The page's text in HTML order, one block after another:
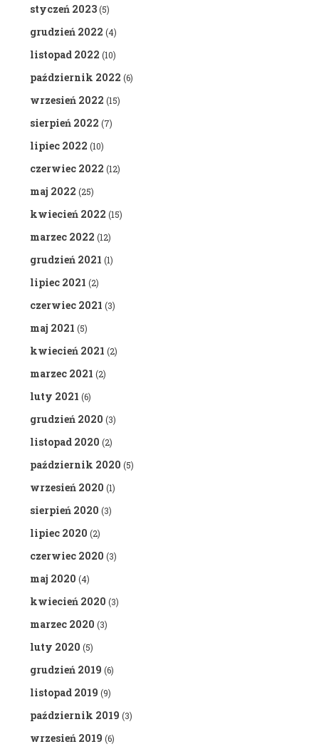
styczeń 2023(5)
grudzień 2022 (4)
listopad 2022 (10)
październik 2022 (6)
wrzesień 2022 (15)
sierpień 2022 (7)
lipiec 2022 (10)
czerwiec 2022 (12)
maj 2022 (25)
kwiecień 2022 (15)
marzec 2022 (12)
grudzień 2021 (1)
lipiec 2021 (2)
czerwiec 2021 (3)
maj 2021 (5)
kwiecień 2021 (2)
marzec 2021 (2)
luty 2021 (6)
grudzień 2020 (3)
listopad 2020 (2)
październik 2020 (5)
wrzesień 2020 (1)
sierpień 2020 (3)
lipiec 2020 (2)
czerwiec 2020 (3)
maj 2020 (4)
kwiecień 2020 (3)
marzec 2020 (3)
luty 2020 (5)
grudzień 2019 (6)
listopad 2019 (9)
październik 2019 (3)
wrzesień 2019 (6)